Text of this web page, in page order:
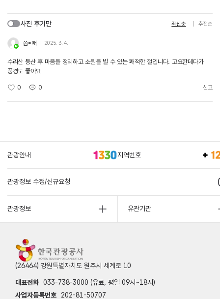
사진 후기만 최신순 추천순
쫌*애 2025. 3. 4.
수리산 등산 후 마음을 정리하고 소원을 빌 수 있는 쾌적한 절입니다. 고요한데다가
풍경도 좋아요
0 0 신고
관광안내 지역번호
관광정보 수정/신규요청
관광정보 유관기관
(26464) 강원특별자치도 원주시 세계로 10
대표전화 033-738-3000 (유료, 평일 09시~18시)
사업자등록번호
202-81-50707